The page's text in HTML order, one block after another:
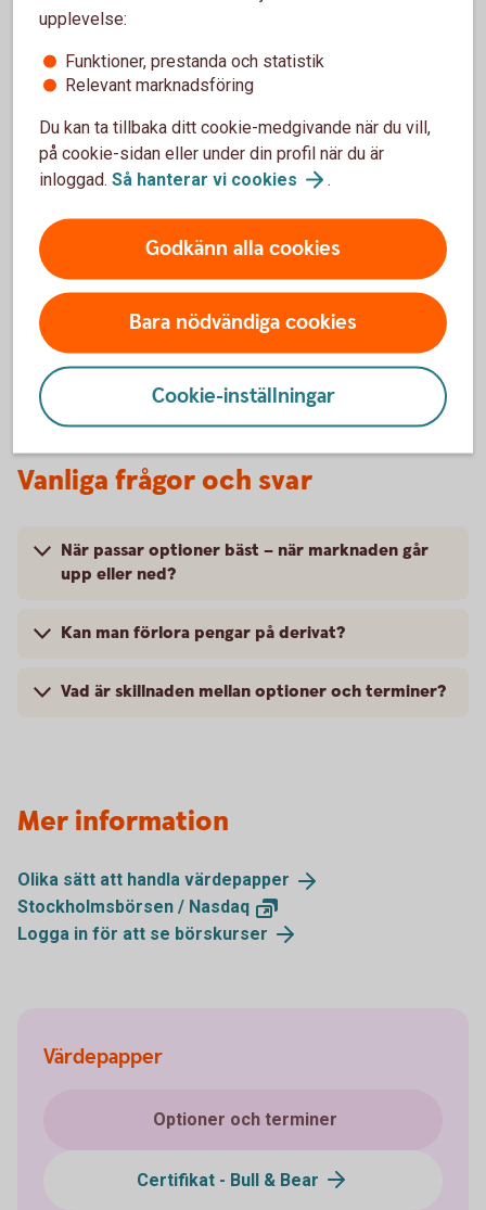
Handlar ert företag med värdepapper eller andra
RegistreraLEI
Optionsskola
Lär dig mer om värdepapper.
Optionsskola
Vanliga frågor och svar
När passar optioner bäst – när marknaden går
upp eller ned?
Kan man förlora pengar på derivat?
Vad är skillnaden mellan optioner och terminer?
Mer information
Olika sätt att handla värdepapper
Stockholmsbörsen / Nasdaq
Logga in för att se börskurser
Värdepapper
Optioner och terminer
Certifikat - Bull & Bear
upplevelse:
Funktioner, prestanda och statistik
Relevant marknadsföring
Du kan ta tillbaka ditt cookie-medgivande när du vill,
på cookie-sidan eller under din profil när du är
inloggad. Så hanterar vi cookies .
Godkänn alla cookies
Bara nödvändiga cookies
Cookie-inställningar